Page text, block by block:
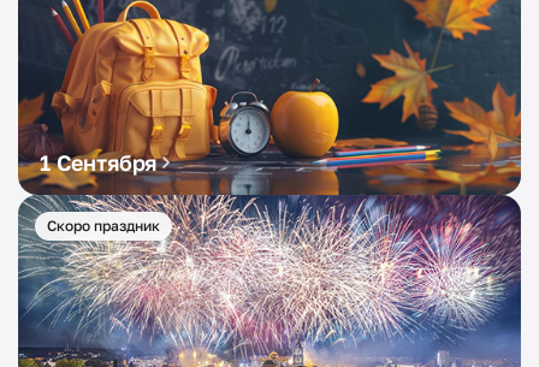
1 Сентября
Скоро праздник